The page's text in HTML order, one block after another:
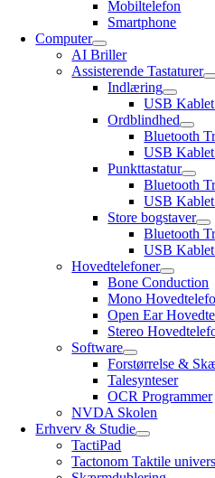
Mobiltelefon
Smartphone
Computer
AI Briller
Assisterende Tastaturer
Indlæring
USB
Ordblindhed
Bluetooth
USB
Punkttastatur
Bluetooth
USB
Store bogstaver
Bluetooth
USB
Hovedtelefoner
Bone Conduction
Mono
Open Ear
Stereo
Software
Forstørrelse &
Talesynteser
OCR Programmer
NVDA Skolen
Erhverv & Studie
TactiPad
Tactonom Taktile univers